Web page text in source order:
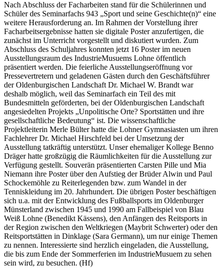
Nach Abschluss der Facharbeiten stand für die Schülerinnen und
Schüler des Seminarfachs 943 „Sport und seine Geschichte(n)“ eine
weitere Herausforderung an. Im Rahmen der Vorstellung ihrer
Facharbeitsergebnisse hatten sie digitale Poster anzufertigen, die
zunächst im Unterricht vorgestellt und diskutiert wurden. Zum
Abschluss des Schuljahres konnten jetzt 16 Poster im neuen
Ausstellungsraum des IndustrieMusuems Lohne öffentlich
präsentiert werden. Die feierliche Ausstellungseröffnung vor
Pressevertretern und geladenen Gästen durch den Geschäftsführer
der Oldenburgischen Landschaft Dr. Michael W. Brandt war
deshalb möglich, weil das Seminarfach ein Teil des mit
Bundesmitteln geförderten, bei der Oldenburgischen Landschaft
angesiedelten Projekts „Unpolitische Orte? Sportstätten und ihre
gesellschaftliche Bedeutung“ ist. Die wissenschaftliche
Projektleiterin Merle Bülter hatte die Lohner Gymnasiasten um ihren
Fachlehrer Dr. Michael Hirschfeld bei der Umsetzung der
Ausstellung tatkräftig unterstützt. Unser ehemaliger Kollege Benno
Dräger hatte großzügig die Räumlichkeiten für die Ausstellung zur
Verfügung gestellt. Souverän präsentierten Carsten Pille und Mia
Niemann ihre Poster über den Aufstieg der Brüder Alwin und Paul
Schockemöhle zu Reiterlegenden bzw. zum Wandel in der
Tenniskleidung im 20. Jahrhundert. Die übrigen Poster beschäftigen
sich u.a. mit der Entwicklung des Fußballsports im Oldenburger
Münsterland zwischen 1945 und 1990 am Fallbeispiel von Blau
Weiß Lohne (Benedikt Kässens), den Anfängen des Reitsports in
der Region zwischen den Weltkriegen (Maybrit Schwerter) oder den
Reitsportstätten in Dinklage (Sara Germann), um nur einige Themen
zu nennen. Interessierte sind herzlich eingeladen, die Ausstellung,
die bis zum Ende der Sommerferien im IndustrieMusuem zu sehen
sein wird, zu besuchen. (Hf)